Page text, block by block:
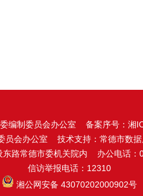
编制委员会办公室 备案序号： 湘
员会办公室 技术支持：常德市数据
东路常德市委机关院内 办公电话：
信访举报电话：12310
湘公网安备 43070202000902号